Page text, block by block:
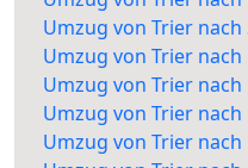
Umzug von Trier nach
Umzug von Trier nach
Umzug von Trier nach
Umzug von Trier nach
Umzug von Trier